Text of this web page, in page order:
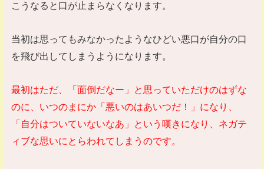
こうなると口が止まらなくなります。
当初は思ってもみなかったようなひどい悪口が自分の口
を飛び出してしまうようになります。
最初はただ、「面倒だなー」と思っていただけのはずな
のに、いつのまにか「悪いのはあいつだ！」になり、
「自分はついていないなあ」という嘆きになり、ネガテ
ィブな思いにとらわれてしまうのです。